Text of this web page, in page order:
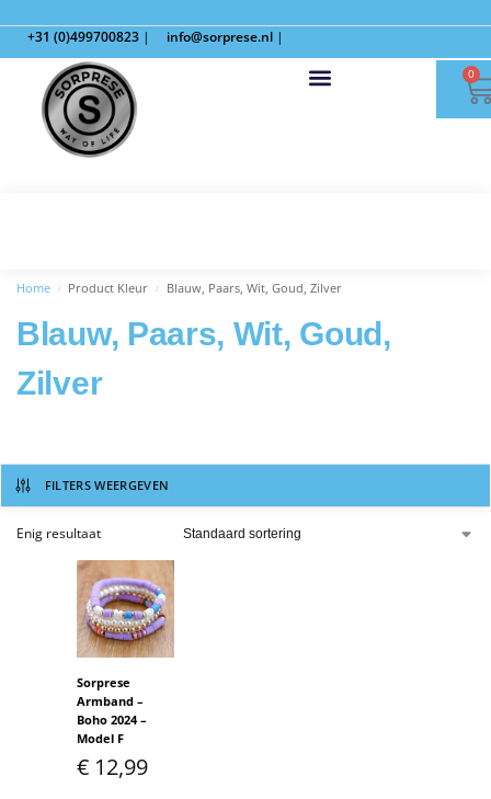
+31 (0)499700823 | info@sorprese.nl |
0
Home / Product Kleur / Blauw, Paars, Wit, Goud, Zilver
Blauw, Paars, Wit, Goud,
Zilver
FILTERS WEERGEVEN
Enig resultaat
Sorprese
Armband –
Boho 2024 –
Model F
€ 12,99